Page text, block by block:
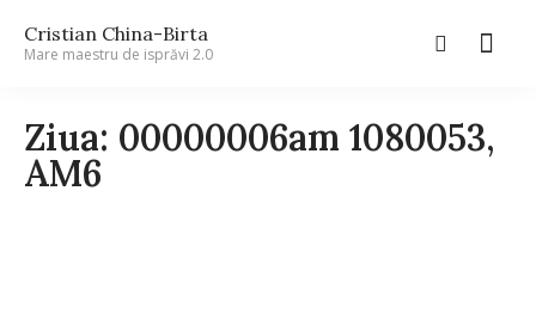
Cristian China-Birta
Mare maestru de isprăvi 2.0
Ziua: 00000006am 1080053,
AM6